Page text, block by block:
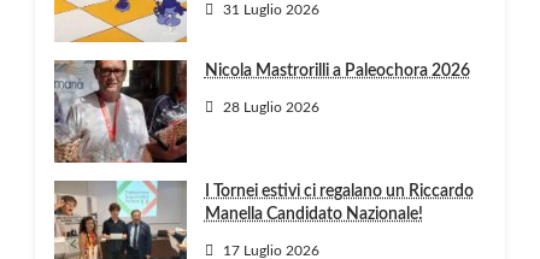
31 Luglio 2026
Nicola Mastrorilli a Paleochora 2026
28 Luglio 2026
I Tornei estivi ci regalano un Riccardo
Manella Candidato Nazionale!
17 Luglio 2026